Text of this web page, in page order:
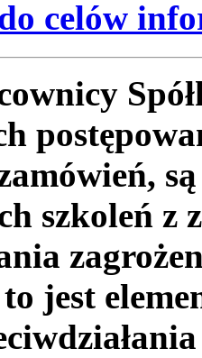
celów
szkoleń z
jest